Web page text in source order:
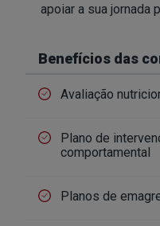
apoiar a sua jornada
Benefícios das
Avaliação
Plano de
comportamental
Planos de